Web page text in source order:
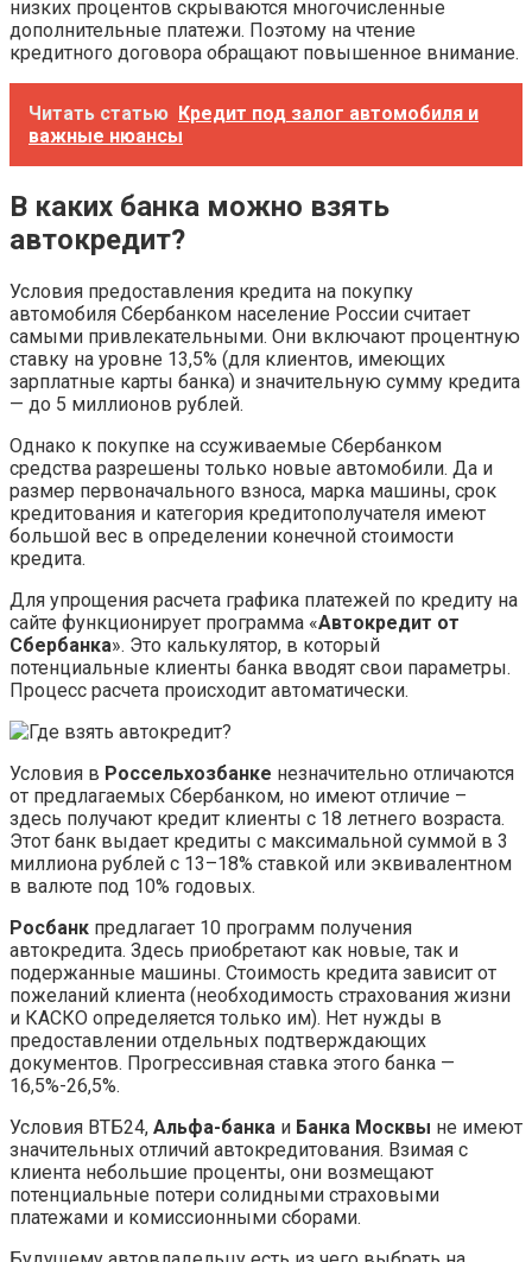
низких процентов скрываются многочисленные
дополнительные платежи. Поэтому на чтение
кредитного договора обращают повышенное внимание.
Читать статью Кредит под залог автомобиля и
важные нюансы
В каких банка можно взять
автокредит?
Условия предоставления кредита на покупку
автомобиля Сбербанком население России считает
самыми привлекательными. Они включают процентную
ставку на уровне 13,5% (для клиентов, имеющих
зарплатные карты банка) и значительную сумму кредита
— до 5 миллионов рублей.
Однако к покупке на ссуживаемые Сбербанком
средства разрешены только новые автомобили. Да и
размер первоначального взноса, марка машины, срок
кредитования и категория кредитополучателя имеют
большой вес в определении конечной стоимости
кредита.
Для упрощения расчета графика платежей по кредиту на
сайте функционирует программа «Автокредит от
Сбербанка». Это калькулятор, в который
потенциальные клиенты банка вводят свои параметры.
Процесс расчета происходит автоматически.
Условия в Россельхозбанке незначительно отличаются
от предлагаемых Сбербанком, но имеют отличие –
здесь получают кредит клиенты с 18 летнего возраста.
Этот банк выдает кредиты с максимальной суммой в 3
миллиона рублей с 13–18% ставкой или эквивалентном
в валюте под 10% годовых.
Росбанк предлагает 10 программ получения
автокредита. Здесь приобретают как новые, так и
подержанные машины. Стоимость кредита зависит от
пожеланий клиента (необходимость страхования жизни
и КАСКО определяется только им). Нет нужды в
предоставлении отдельных подтверждающих
документов. Прогрессивная ставка этого банка —
16,5%-26,5%.
Условия ВТБ24, Альфа-банка и Банка Москвы не имеют
значительных отличий автокредитования. Взимая с
клиента небольшие проценты, они возмещают
потенциальные потери солидными страховыми
платежами и комиссионными сборами.